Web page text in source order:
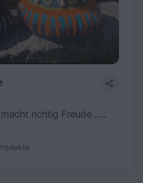
Mit Filzwolle zu häklen macht richtig Freude...hier sind auch ganz überraschenden Opjekte & viel Praktisches möglich